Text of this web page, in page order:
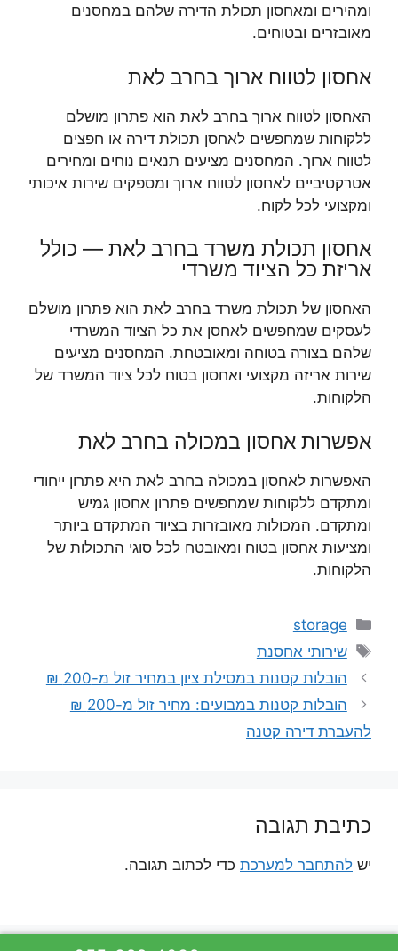
ומהירים ומאחסון תכולת הדירה שלהם במחסנים
מאובזרים ובטוחים.
אחסון לטווח ארוך בחרב לאת
האחסון לטווח ארוך בחרב לאת הוא פתרון מושלם
ללקוחות שמחפשים לאחסן תכולת דירה או חפצים
לטווח ארוך. המחסנים מציעים תנאים נוחים ומחירים
אטרקטיביים לאחסון לטווח ארוך ומספקים שירות איכותי
ומקצועי לכל לקוח.
אחסון תכולת משרד בחרב לאת — כולל
אריזת כל הציוד משרדי
האחסון של תכולת משרד בחרב לאת הוא פתרון מושלם
לעסקים שמחפשים לאחסן את כל הציוד המשרדי
שלהם בצורה בטוחה ומאובטחת. המחסנים מציעים
שירות אריזה מקצועי ואחסון בטוח לכל ציוד המשרד של
הלקוחות.
אפשרות אחסון במכולה בחרב לאת
האפשרות לאחסון במכולה בחרב לאת היא פתרון ייחודי
ומתקדם ללקוחות שמחפשים פתרון אחסון גמיש
ומתקדם. המכולות מאובזרות בציוד המתקדם ביותר
ומציעות אחסון בטוח ומאובטח לכל סוגי התכולות של
הלקוחות.
קטגוריות
storage
תגיות
שירותי אחסנת
הובלות קטנות במסילת ציון במחיר זול מ-200 ₪
הובלות קטנות במבועים: מחיר זול מ-200 ₪
להעברת דירה קטנה
כתיבת תגובה
יש להתחבר למערכת כדי לכתוב תגובה.